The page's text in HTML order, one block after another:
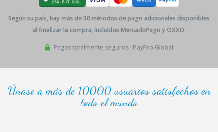
Según su país, hay más de 30 métodos de pago adicionales disponibles
al finalizar la compra, incluidos MercadoPago y OXXO.
Pagos totalmente seguros · PayPro Global
Únase a más de 10000 usuarios satisfechos en
todo el mundo